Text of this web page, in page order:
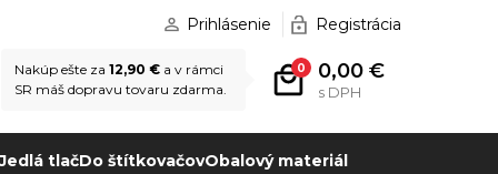
Prihlásenie Registrácia
0 0,00 €
s DPH
Nakúp ešte za 12,90 € a v rámci
SR máš dopravu tovaru zdarma.
tlačDo štítkovačovObalový materiál